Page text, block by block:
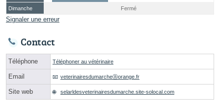
Dimanche
Fermé
Signaler une erreur
Contact
Téléphone Téléphoner au vétérinaire
Email veterinairesdumarcheⓐorange.fr
Site web selarldesveterinairesdumarche.site-solocal.com